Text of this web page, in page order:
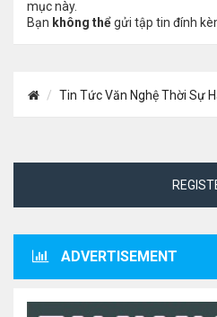
mục này.
Bạn không thểgửi tập tin đính
Tin Tức Văn Nghệ Thời Sự
ADVERTISEMENT